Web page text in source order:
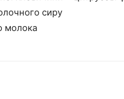
сиру
молока